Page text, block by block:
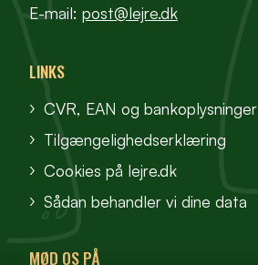
E-mail: post@lejre.dk
LINKS
CVR, EAN og bankoplysninger
Tilgængelighedserklæring
Cookies på lejre.dk
Sådan behandler vi dine data
MØD OS PÅ